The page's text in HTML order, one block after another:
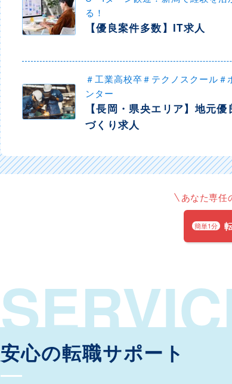
る！
【優良案件多数】IT求人
＃工業高校卒＃テクノスクール＃
ンター
【長岡・県央エリア】地元優
づくり求人
あなた専任
簡単1分
安心の転職サポート